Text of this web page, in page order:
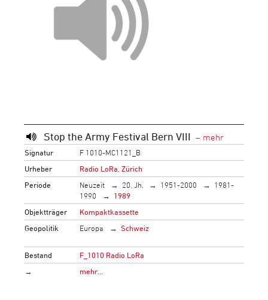
Stop the Army Festival Bern VIII
Signatur
F 1010-MC1121_B
Urheber
Radio LoRa, Zürich
Periode
Neuzeit 20. Jh. 1951-2000
1981-
1990
1989
Objektträger
Kompaktkassette
Geopolitik
Europa Schweiz
Bestand
F_1010 Radio LoRa
→
mehr…